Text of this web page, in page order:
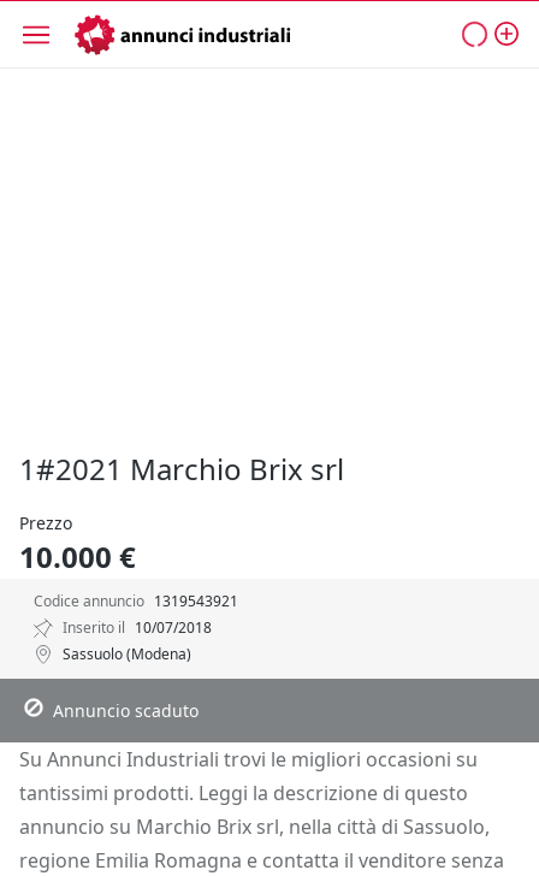
1#2021 Marchio Brix srl
Prezzo
10.000 €
Codice annuncio 1319543921
Inserito il 10/07/2018
Sassuolo (Modena)
Descrizione
Dettagli Posizione Richiedi Info
Annuncio scaduto
Su Annunci Industriali trovi le migliori occasioni su
tantissimi prodotti. Leggi la descrizione di questo
annuncio su Marchio Brix srl, nella città di Sassuolo,
regione Emilia Romagna e contatta il venditore senza